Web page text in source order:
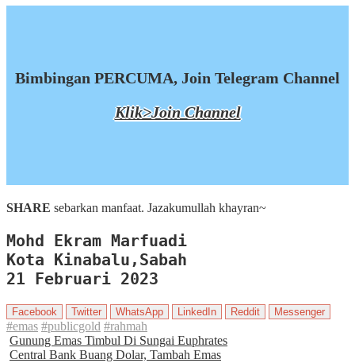
Bimbingan PERCUMA, Join Telegram Channel
Klik>Join Channel
SHARE sebarkan manfaat. Jazakumullah khayran~
Mohd Ekram Marfuadi
Kota Kinabalu,Sabah
21 Februari 2023
Facebook Twitter WhatsApp LinkedIn Reddit Messenger
#emas #publicgold #rahmah
Gunung Emas Timbul Di Sungai Euphrates
Central Bank Buang Dolar, Tambah Emas